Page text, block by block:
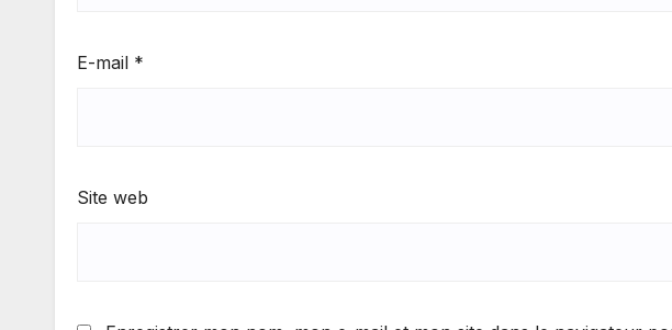
E-mail *
Site web